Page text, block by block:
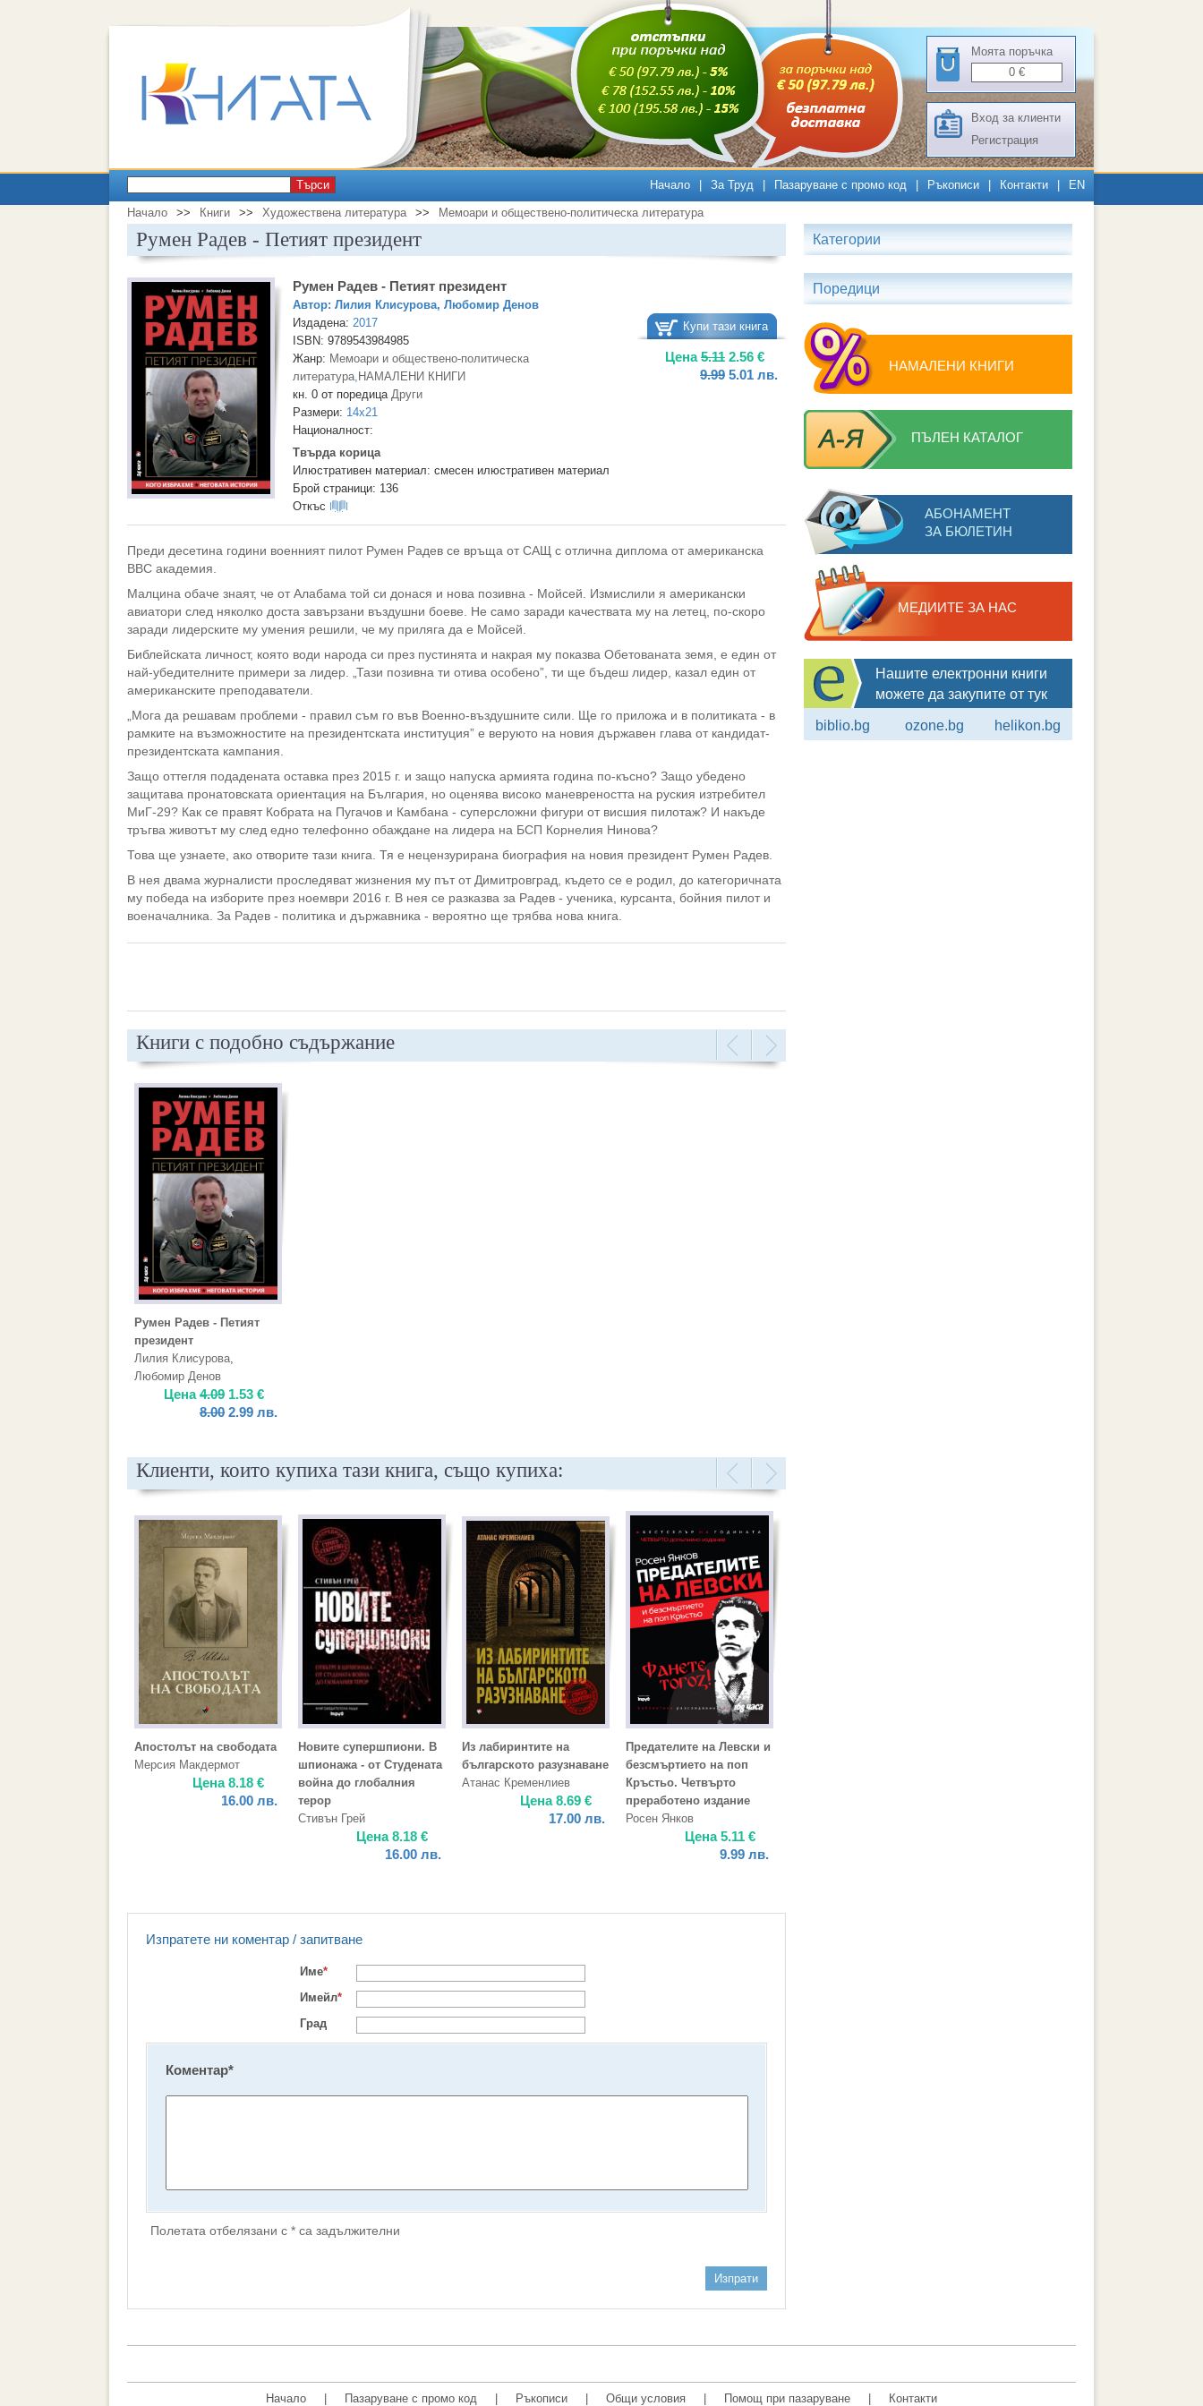
Моята поръчка
0 €
Вход за клиенти
Регистрация
Търси Начало За Труд Пазаруване с промо код Ръкописи Контакти EN
Начало >> Книги >> Художествена литература >> Мемоари и обществено-политическа литература
Румен Радев - Петият президент
Румен Радев - Петият президент
Автор: Лилия Клисурова, Любомир Денов
Издадена: 2017
ISBN: 9789543984985
Жанр: Мемоари и обществено-политическа
литература, НАМАЛЕНИ КНИГИ
кн. 0 от поредица Други
Размери: 14x21
Националност:
Твърда корица
Илюстративен материал: смесен илюстративен материал
Брой страници: 136
Откъс
Купи тази книга
Цена5.11 2.56 €
9.99 5.01 лв.
Преди десетина години военният пилот Румен Радев се връща от САЩ с отлична диплома от американска
ВВС академия.
Малцина обаче знаят, че от Алабама той си донася и нова позивна - Мойсей. Измислили я американски
авиатори след няколко доста завързани въздушни боеве. Не само заради качествата му на летец, по-скоро
заради лидерските му умения решили, че му приляга да е Мойсей.
Библейската личност, която води народа си през пустинята и накрая му показва Обетованата земя, е един от
най-убедителните примери за лидер. „Тази позивна ти отива особено”, ти ще бъдеш лидер, казал един от
американските преподаватели.
„Мога да решавам проблеми - правил съм го във Военно-въздушните сили. Ще го приложа и в политиката - в
рамките на възможностите на президентската институция” е веруюто на новия държавен глава от кандидат-
президентската кампания.
Защо оттегля подадената оставка през 2015 г. и защо напуска армията година по-късно? Защо убедено
защитава пронатовската ориентация на България, но оценява високо маневреността на руския изтребител
МиГ-29? Как се правят Кобрата на Пугачов и Камбана - суперсложни фигури от висшия пилотаж? И накъде
тръгва животът му след едно телефонно обаждане на лидера на БСП Корнелия Нинова?
Това ще узнаете, ако отворите тази книга. Тя е нецензурирана биография на новия президент Румен Радев.
В нея двама журналисти проследяват жизнения му път от Димитровград, където се е родил, до категоричната
му победа на изборите през ноември 2016 г. В нея се разказва за Радев - ученика, курсанта, бойния пилот и
военачалника. За Радев - политика и държавника - вероятно ще трябва нова книга.
Книги с подобно съдържание
Румен Радев - Петият
президент
Лилия Клисурова,
Любомир Денов
Цена4.09 1.53 €
8.00 2.99 лв.
Клиенти, които купиха тази книга, също купиха:
Апостолът на свободата
Мерсия Макдермот
Цена8.18 €
16.00 лв.
Новите супершпиони. В
шпионажа - от Студената
война до глобалния
терор
Стивън Грей
Цена8.18 €
16.00 лв.
Из лабиринтите на
българското разузнаване
Атанас Кременлиев
Цена8.69 €
17.00 лв.
Предателите на Левски и
безсмъртието на поп
Кръстьо. Четвърто
преработено издание
Росен Янков
Цена5.11 €
9.99 лв.
Изпратете ни коментар / запитване
Име*
Имейл*
Град
Коментар*
Полетата отбелязани с * са задължителни
Изпрати
Категории
Поредици
НАМАЛЕНИ КНИГИ
ПЪЛЕН КАТАЛОГ
АБОНАМЕНТ
ЗА БЮЛЕТИН
МЕДИИТЕ ЗА НАС
Нашите електронни книги
можете да закупите от тук
biblio.bg ozone.bg helikon.bg
Начало Пазаруване с промо код Ръкописи Общи условия Помощ при пазаруване Контакти